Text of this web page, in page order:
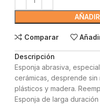
Comparar
Descripción
Esponja abrasiva,
cerámicas, desprende
plásticos y madera.
Esponja de larga duración